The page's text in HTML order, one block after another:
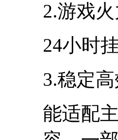
2.游戏
24小时
3.稳定
能适配